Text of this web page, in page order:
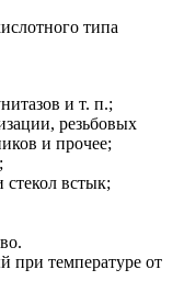
типа
и т. п.;
резьбовых
и прочее;
стекол встык;
при температуре от